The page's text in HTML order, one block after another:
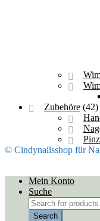
Zubehöre (42)
© Cindynailsshop für
Mein Konto
Suche
Products
search
Search